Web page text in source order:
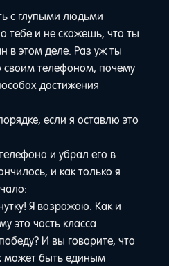
с глупыми людьми
тебе и не скажешь, что ты
в этом деле. Раз уж ты
своим телефоном, почему
достижения
если я оставлю это
и убрал его в
и как только я
Я возражаю. Как и
это часть класса
И вы говорите, что
может быть единым